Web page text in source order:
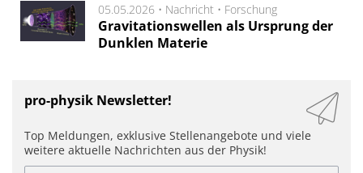
05.05.2026 • Nachricht • Forschung
Gravitationswellen als Ursprung der
Dunklen Materie
pro-physik Newsletter!
Top Meldungen, exklusive Stellenangebote und viele
weitere aktuelle Nachrichten aus der Physik!